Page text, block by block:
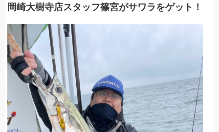
岡崎大樹寺店スタッフ篠宮がサワラをゲット！